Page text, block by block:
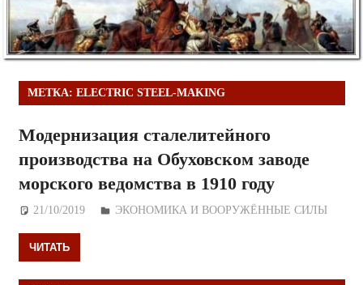
МЕТКА: ELECTRIC STEEL-MAKING
Модернизация сталелитейного
производства на Обуховском заводе
морского ведомства в 1910 году
21/10/2019 Дежурный по Редакции
ЭКОНОМИКА И ВООРУЖЁННЫЕ СИЛЫ
ЧИТАТЬ